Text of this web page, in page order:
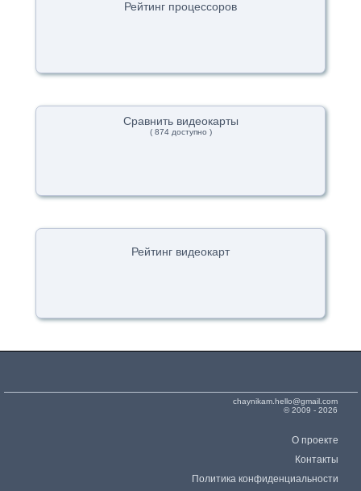
Рейтинг процессоров
Сравнить видеокарты
( 874 доступно )
Рейтинг видеокарт
chaynikam.hello@gmail.com
© 2009 - 2026
О проекте
Контакты
Политика конфиденциальности